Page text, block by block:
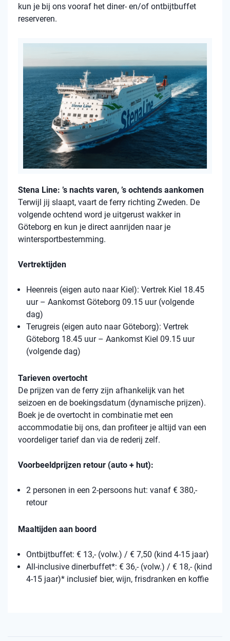
kun je bij ons vooraf het diner- en/of ontbijtbuffet
reserveren.
Stena Line: ’s nachts varen, ’s ochtends aankomen
Terwijl jij slaapt, vaart de ferry richting Zweden. De
volgende ochtend word je uitgerust wakker in
Göteborg en kun je direct aanrijden naar je
wintersportbestemming.
Vertrektijden
Heenreis (eigen auto naar Kiel): Vertrek Kiel 18.45
uur – Aankomst Göteborg 09.15 uur (volgende
dag)
Terugreis (eigen auto naar Göteborg): Vertrek
Göteborg 18.45 uur – Aankomst Kiel 09.15 uur
(volgende dag)
Tarieven overtocht
De prijzen van de ferry zijn afhankelijk van het
seizoen en de boekingsdatum (dynamische prijzen).
Boek je de overtocht in combinatie met een
accommodatie bij ons, dan profiteer je altijd van een
voordeliger tarief dan via de rederij zelf.
Voorbeeldprijzen retour (auto + hut):
2 personen in een 2-persoons hut: vanaf € 380,-
retour
Maaltijden aan boord
Ontbijtbuffet: € 13,- (volw.) / € 7,50 (kind 4-15 jaar)
All-inclusive dinerbuffet*: € 36,- (volw.) / € 18,- (kind
4-15 jaar)* inclusief bier, wijn, frisdranken en koffie